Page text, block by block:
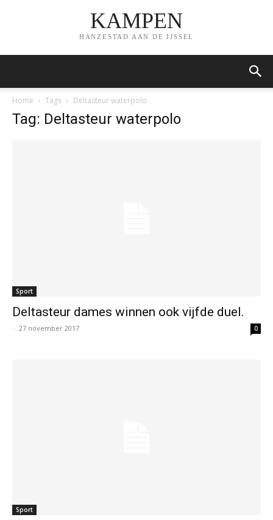
KAMPEN
HANZESTAD AAN DE IJSSEL
Home Tags Deltasteur waterpolo
Tag: Deltasteur waterpolo
Sport
Deltasteur dames winnen ook vijfde duel.
- 27 november 2017 0
Sport